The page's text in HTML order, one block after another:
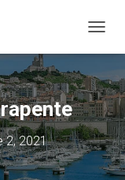
É
L
I
E
R
L
A
N
2, 2021